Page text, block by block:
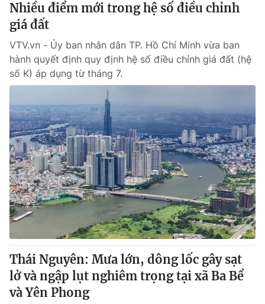
Góc doanh nghiệp
Truyền hình
Phim VTV
Hậu trường
Nhân vật
Khán giả
Giải sao mai
Giải trí
Điện ảnh
Sao
Đời sống
Du lịch
Làm đẹp
Chất lượng cuộc sống
Giáo dục
Tuyển sinh
Học trực tuyến
Công nghệ
Hitech Công nghệ tương lai
Sản phẩm
Thị trường
Tư vấn
Giao lưu trực tuyến
Lịch phát sóng
Chuyên mục khác
Emagazine Podcast
Nhiều điểm mới trong hệ số điều chỉnh
giá đất
VTV.vn - Ủy ban nhân dân TP. Hồ Chí Minh vừa ban
hành quyết định quy định hệ số điều chỉnh giá đất (hệ
số K) áp dụng từ tháng 7.
Thái Nguyên: Mưa lớn, dông lốc gây sạt
lở và ngập lụt nghiêm trọng tại xã Ba Bể
và Yên Phong